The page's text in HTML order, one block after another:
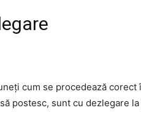
cum se procedează
postesc, sunt cu dezlegare